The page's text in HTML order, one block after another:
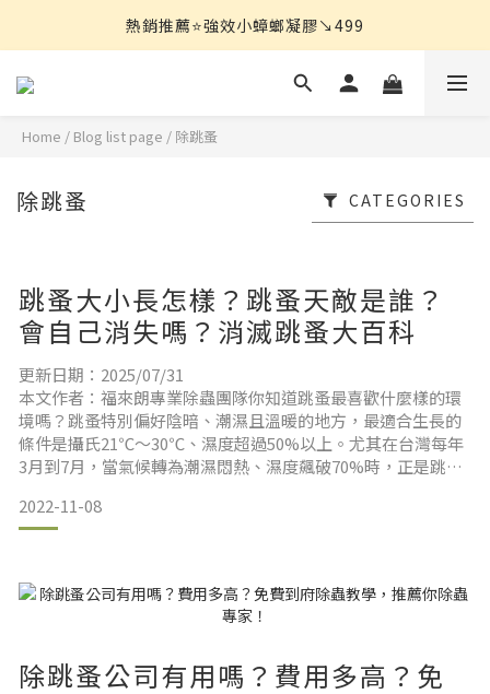
熱銷推薦⭐強效小蟑螂凝膠↘︎499
熱銷推薦⭐強效小蟑螂凝膠↘︎499
除蟲用品 滿$850免運!
【限量搶】地板防蟲清潔一次搞定↘︎$750
Home / Blog list page / 除跳蚤
除跳蚤 CATEGORIES
跳蚤大小長怎樣？跳蚤天敵是誰？
會自己消失嗎？消滅跳蚤大百科
更新日期：2025/07/31
本文作者：福來朗專業除蟲團隊你知道跳蚤最喜歡什麼樣的環
境嗎？跳蚤特別偏好陰暗、潮濕且溫暖的地方，最適合生長的
條件是攝氏21℃～30℃、濕度超過50%以上。尤其在台灣每年
3月到7月，當氣候轉為潮濕悶熱、濕度飆破70%時，正是跳蚤
毯、地板裂縫、床墊內部、沙發椅腳、家具縫隙、牆角，甚至
躲在毛小孩的身上不易發現。如果你正懷疑家中跳蚤肆虐，或
本篇《消滅跳蚤大百科》將一
2022-11-08
除跳蚤公司有用嗎？費用多高？免